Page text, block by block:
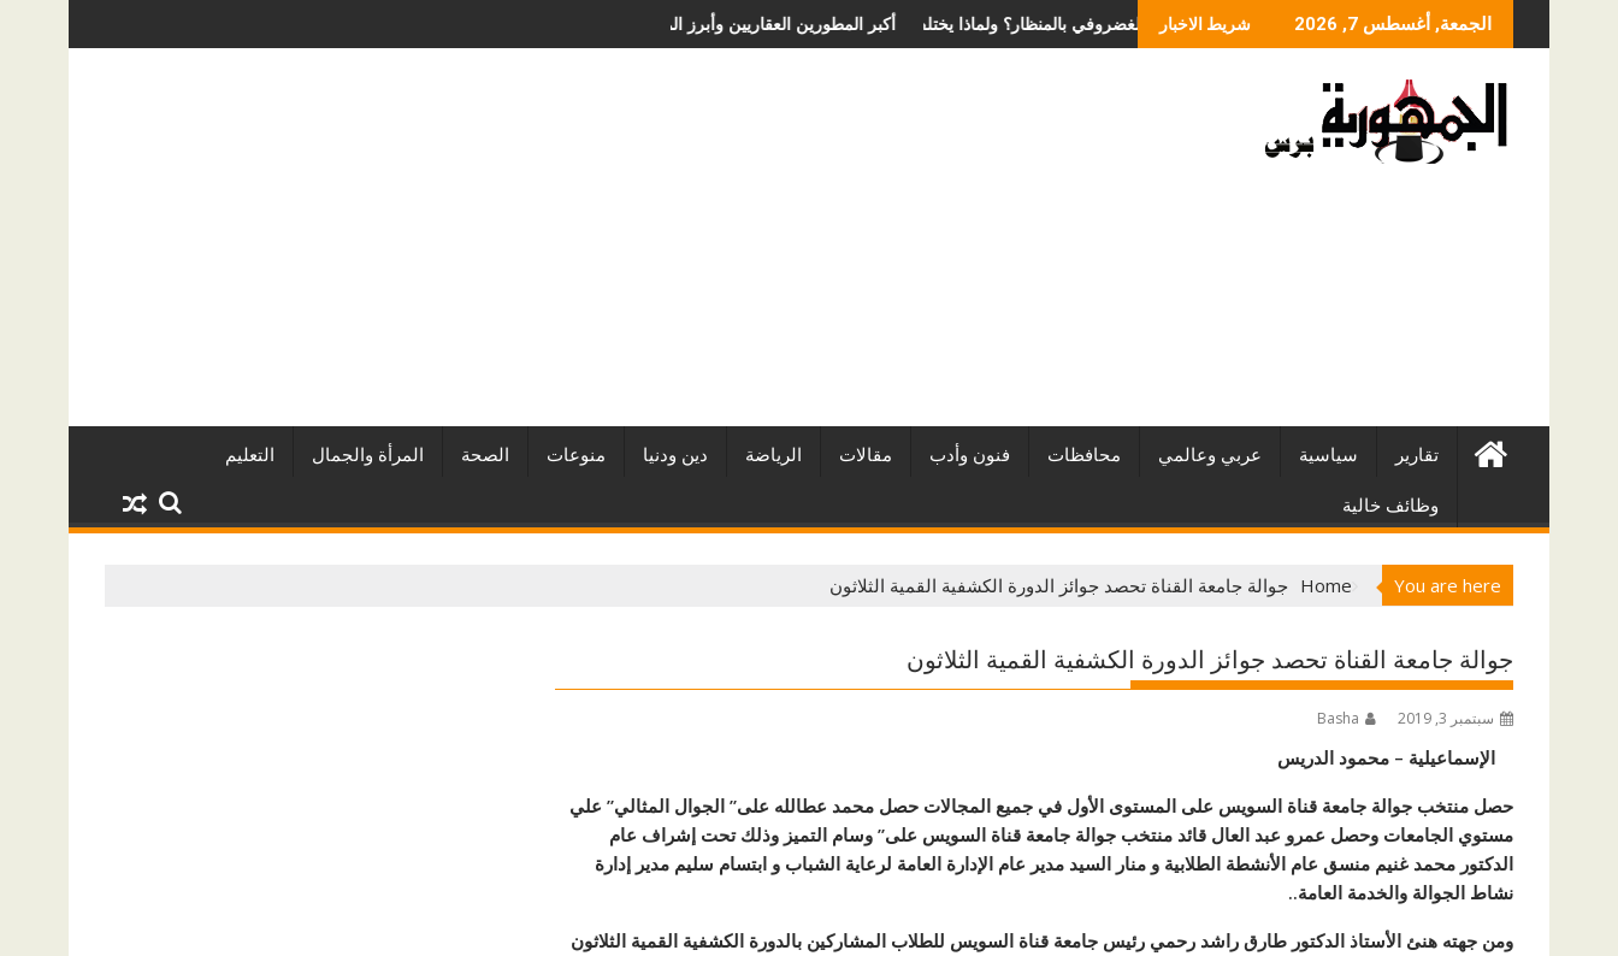
to
الجمعة, أغسطس 7, 2026 شريط الاخبار أفضل شركات التطوير العقاري في مصر من URE | أكبر المطورين العقاريين وأبرز المشروعاتما الذي يحدد سعر عملية الانزلاق الغضروفي بالمنظار؟ ولماذا يختلف من مريض لآخر؟
تقارير سياسية عربي وعالمي محافظات فنون وأدب مقالات الرياضة دين ودنيا منوعات الصحة المرأة والجمال التعليم
وظائف خالية
You are here
Home جوالة جامعة القناة تحصد جوائز الدورة الكشفية القمية الثلاثون
جوالة جامعة القناة تحصد جوائز الدورة الكشفية القمية الثلاثون
سبتمبر 3, 2019 Basha
الإسماعيلية – محمود الدريس
حصل منتخب جوالة جامعة قناة السويس على المستوى الأول في جميع المجالات حصل محمد عطالله على” الجوال المثالي” علي
مستوي الجامعات وحصل عمرو عبد العال قائد منتخب جوالة جامعة قناة السويس على” وسام التميز وذلك تحت إشراف عام
الدكتور محمد غنيم منسق عام الأنشطة الطلابية و منار السيد مدير عام الإدارة العامة لرعاية الشباب و ابتسام سليم مدير إدارة
نشاط الجوالة والخدمة العامة..
ومن جهته هنئ الأستاذ الدكتور طارق راشد رحمي رئيس جامعة قناة السويس للطلاب المشاركين بالدورة الكشفية القمية الثلاثون